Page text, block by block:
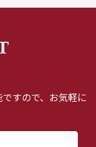
すので、お気軽に